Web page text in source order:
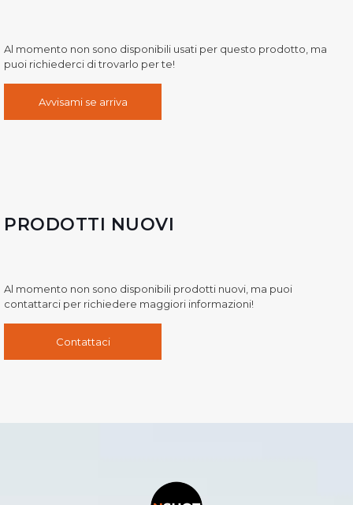
Al momento non sono disponibili usati per questo prodotto, ma
puoi richiederci di trovarlo per te!
Avvisami se arriva
PRODOTTI NUOVI
Al momento non sono disponibili prodotti nuovi, ma puoi
contattarci per richiedere maggiori informazioni!
Contattaci